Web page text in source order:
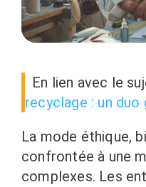
En lien avec le
recyclage : un duo
La mode éthique,
confrontée à une
complexes. Les